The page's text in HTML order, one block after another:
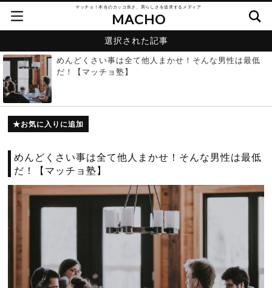
マッチョ！本当のカッコ良さ、男らしさを追求するメディア
MACHO
選択された記事
めんどくさい事は全て他人まかせ！そんな男性は最低
だ！【マッチョ塾】
お気に入りに追加
めんどくさい事は全て他人まかせ！そんな男性は最低
だ！【マッチョ塾】